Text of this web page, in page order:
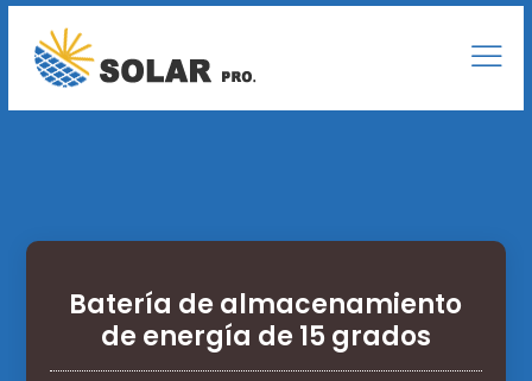
Batería de almacenamiento
de energía de 15 grados